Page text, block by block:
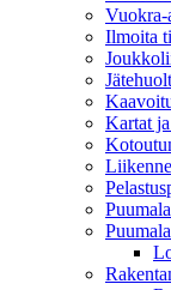
Vuokra-
Ilmoita
Kartat